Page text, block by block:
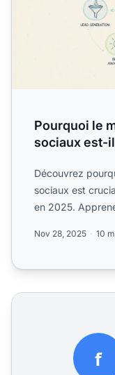
Pourquoi le
sociaux est-
Découvrez
sociaux est
en 2025.
Nov 28, 2025 10
Calculatrice ROI